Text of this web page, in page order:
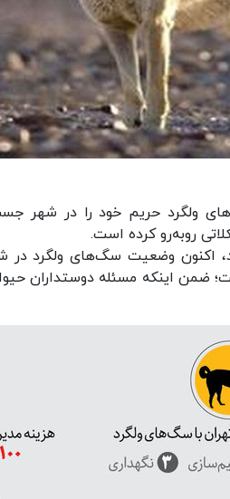
ولگرد حریم خود را در شهر
روبه‌رو کرده است.
اکنون وضعیت سگ‌های ولگرد در
ضمن اینکه مسئله دوستداران